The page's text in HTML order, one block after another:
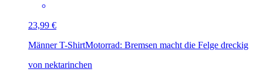
23,99 €
Männer T-ShirtMotorrad: Bremsen macht die Felge dreckig
von nektarinchen